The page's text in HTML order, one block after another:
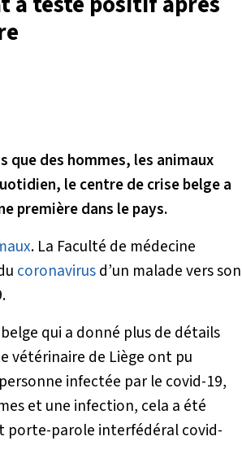
que des hommes, les animaux
le centre de crise belge a
première dans le pays.
. La Faculté de médecine
coronavirusd’un malade vers son
qui a donné plus de détails
vétérinaire de Liège ont pu
infectée par le covid-19,
et une infection, cela a été
porte-parole interfédéral covid-